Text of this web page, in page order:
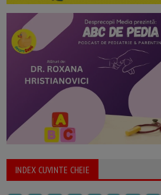
INDEX CUVINTE CHEIE